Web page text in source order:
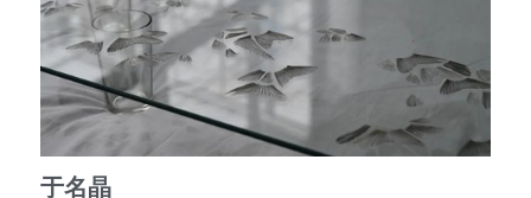
伦敦梵高故居VanGoghHouseLondon
工作坊Workshop
联系我们Contact
于名晶